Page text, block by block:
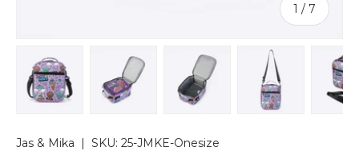
1 / of
7
Jas & Mika | SKU: 25-JMKE-Onesize